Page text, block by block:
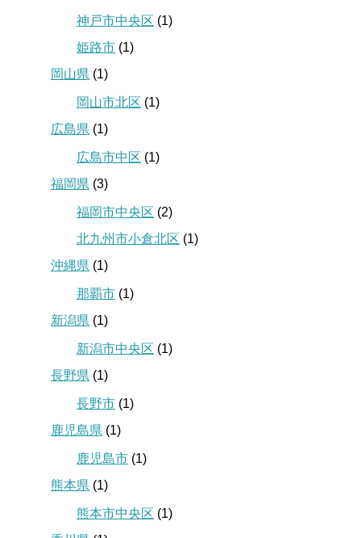
神戸市中央区 (1)
姫路市 (1)
岡山県 (1)
岡山市北区 (1)
広島県 (1)
広島市中区 (1)
福岡県 (3)
福岡市中央区 (2)
北九州市小倉北区 (1)
沖縄県 (1)
那覇市 (1)
新潟県 (1)
新潟市中央区 (1)
長野県 (1)
長野市 (1)
鹿児島県 (1)
鹿児島市 (1)
熊本県 (1)
熊本市中央区 (1)